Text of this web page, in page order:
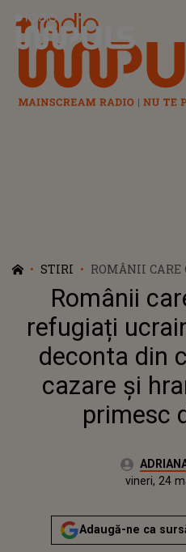
Radio Impuls
STIRI
ROMÂNII CARE
UCRAINENI
CHELTUIELILE
BANI PRIMESC
Românii
refugiați
deconta din
cazare și
primesc
Autor:
Actualizat:
vineri, 24
Adaugă-ne ca